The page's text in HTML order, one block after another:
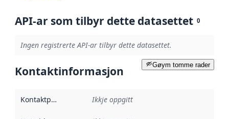
API-ar som tilbyr dette datasettet 0
Ingen registrerte API-ar tilbyr dette datasettet.
Gøym tomme rader
Kontaktinformasjon
Kontaktpunkt Ikkje oppgitt